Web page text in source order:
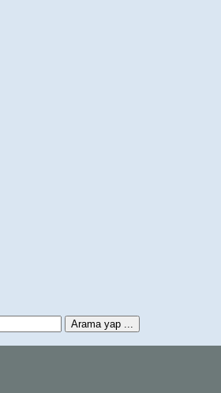
Arama yap ...